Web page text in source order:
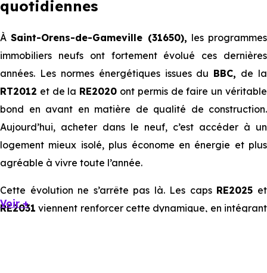
quotidiennes
ÀSaint-Orens-de-Gameville (31650), les programmes
immobiliers neufs ont fortement évolué ces dernières
années. Les normes énergétiques issues du BBC, de la
RT2012 et de la RE2020 ont permis de faire un véritable
bond en avant en matière de qualité de construction.
Aujourd’hui, acheter dans le neuf, c’est accéder à un
logement mieux isolé, plus économe en énergie et plus
agréable à vivre toute l’année.
Cette évolution ne s’arrête pas là. Les caps RE2025 et
RE2031 viennent renforcer cette dynamique, en intégrant
Voir +